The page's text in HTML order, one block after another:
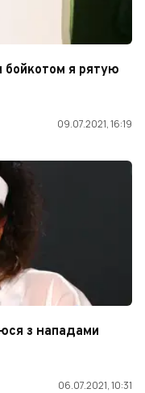
бойкотом я рятую
09.07.2021, 16:19
з нападами
06.07.2021, 10:31